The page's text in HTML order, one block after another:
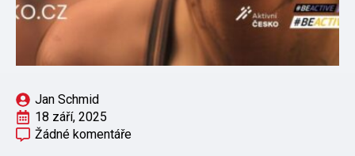
Jan Schmid
18 září, 2025
Žádné komentáře